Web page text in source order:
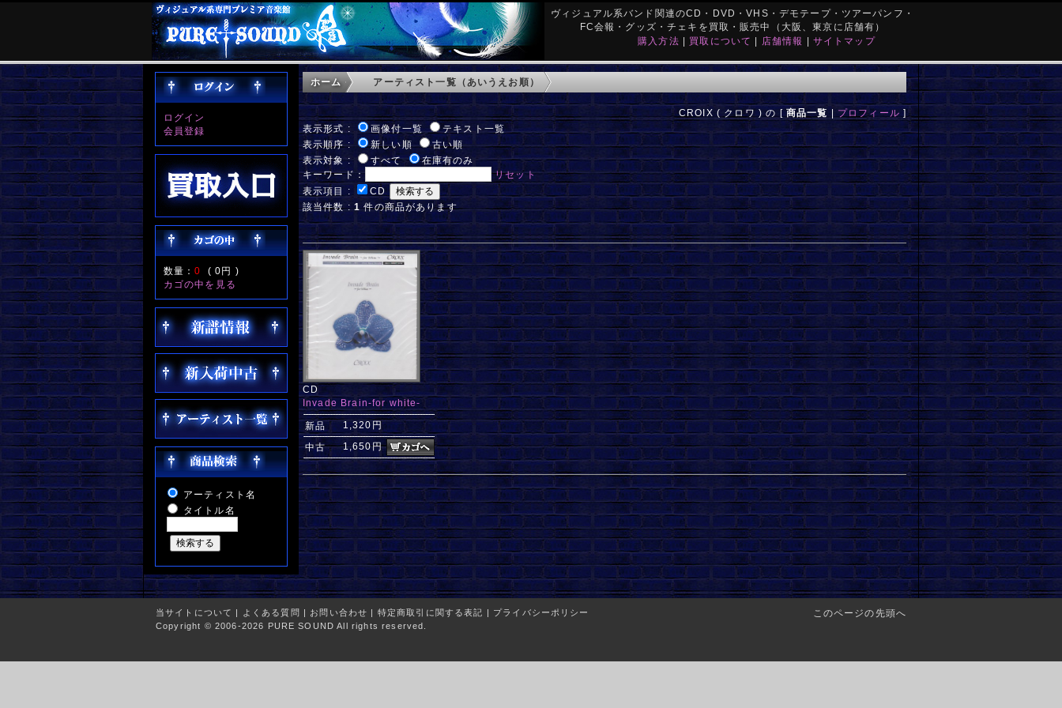
ヴィジュアル系バンド関連のCD・DVD・VHS・デモテープ・ツアーパンフ・
FC会報・グッズ・チェキを買取・販売中（大阪、東京に店舗有）
購入方法 | 買取について | 店舗情報 | サイトマップ
ログイン
会員登録
数量：0 (0円 )
カゴの中を見る
アーティスト名
タイトル名
ホーム アーティスト一覧（あいうえお順）
CROIX ( クロワ ) の [ 商品一覧 | プロフィール ]
表示形式 :
画像付一覧
テキスト一覧
表示順序 :
新しい順
古い順
表示対象 :
すべて
在庫有のみ
キーワード：
リセット
表示項目 :
CD
該当件数 :1 件の商品があります
CD
Invade Brain-for white-
新品 1,320円
中古 1,650円
このページの先頭へ
当サイトについて | よくある質問 | お問い合わせ | 特定商取引に関する表記 | プライバシーポリシー
Copyright © 2006-2026 PURE SOUND All rights reserved.